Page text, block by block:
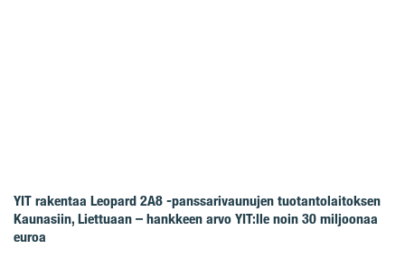
YIT rakentaa Leopard 2A8 -panssarivaunujen tuotantolaitoksen
Kaunasiin, Liettuaan – hankkeen arvo YIT:lle noin 30 miljoonaa
euroa